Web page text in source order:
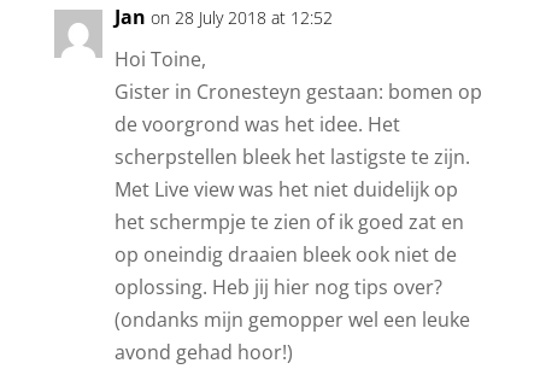
Jan on 28 July 2018 at 12:52
Hoi Toine,
Gister in Cronesteyn gestaan: bomen op
de voorgrond was het idee. Het
scherpstellen bleek het lastigste te zijn.
Met Live view was het niet duidelijk op
het schermpje te zien of ik goed zat en
op oneindig draaien bleek ook niet de
oplossing. Heb jij hier nog tips over?
(ondanks mijn gemopper wel een leuke
avond gehad hoor!)